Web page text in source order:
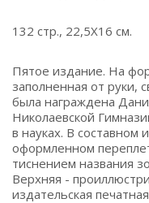
132 стр., 22,5Х16 см.
Пятое издание. На
заполненная от руки,
была награждена
Николаевской
в науках. В составном
оформленном
тиснением названия
Верхняя -
издательская